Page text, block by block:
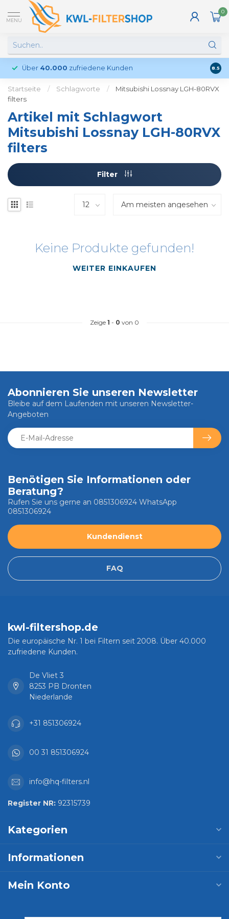
MENU
0
Über 40.000 zufriedene Kunden 8.5
Startseite / Schlagworte /
Mitsubishi Lossnay LGH-80RVX
filters
Artikel mit Schlagwort
Mitsubishi Lossnay LGH-80RVX
filters
Filter
Keine Produkte gefunden!
WEITER EINKAUFEN
Zeige 1 - 0 von 0
Benötigen Sie Informationen oder
Beratung?
Rufen Sie uns gerne an 0851306924 WhatsApp
0851306924
Kundendienst
FAQ
Abonnieren Sie unseren Newsletter
Bleibe auf dem Laufenden mit unseren Newsletter-
Angeboten
kwl-filtershop.de
Die europäische Nr. 1 bei Filtern seit 2008. Über 40.000
zufriedene Kunden.
De Vliet 3
8253 PB Dronten
Niederlande
+31 851306924
00 31 851306924
info@hq-filters.nl
Register NR: 92315739
Kategorien
Informationen
Mein Konto